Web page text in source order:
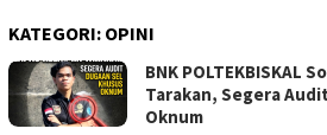
KATEGORI: OPINI
BNK POLTEKBISKAL
Tarakan, Segera
Oknum